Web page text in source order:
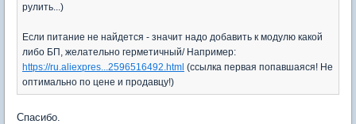
рулить...)
Если питание не найдется - значит надо добавить к модулю какой
либо БП, желательно герметичный/ Например:
https://ru.aliexpres...2596516492.html (ссылка первая попавшаяся! Не
оптимально по цене и продавцу!)
Спасибо.